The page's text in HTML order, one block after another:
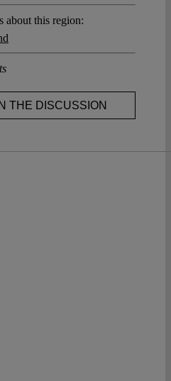
about this region:
THE DISCUSSION